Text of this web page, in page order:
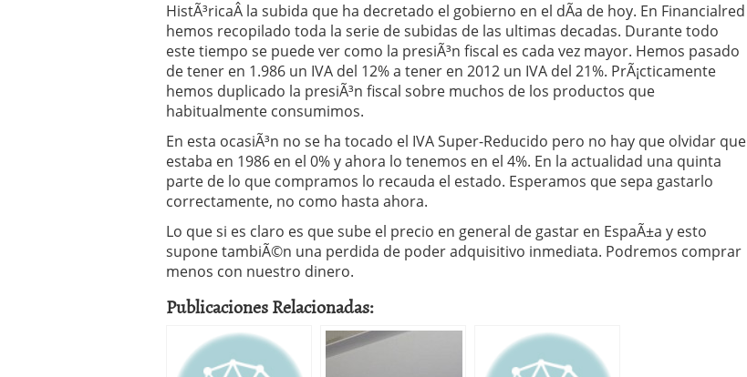
HistÃ³ricaÂ la subida que ha decretado el gobierno en el dÃ­a de hoy. En Financialred
hemos recopilado toda la serie de subidas de las ultimas decadas. Durante todo
este tiempo se puede ver como la presiÃ³n fiscal es cada vez mayor. Hemos pasado
de tener en 1.986 un IVA del 12% a tener en 2012 un IVA del 21%. PrÃ¡cticamente
hemos duplicado la presiÃ³n fiscal sobre muchos de los productos que
habitualmente consumimos.
En esta ocasiÃ³n no se ha tocado el IVA Super-Reducido pero no hay que olvidar que
estaba en 1986 en el 0% y ahora lo tenemos en el 4%. En la actualidad una quinta
parte de lo que compramos lo recauda el estado. Esperamos que sepa gastarlo
correctamente, no como hasta ahora.
Lo que si es claro es que sube el precio en general de gastar en EspaÃ±a y esto
supone tambiÃ©n una perdida de poder adquisitivo inmediata. Podremos comprar
menos con nuestro dinero.
Publicaciones Relacionadas: